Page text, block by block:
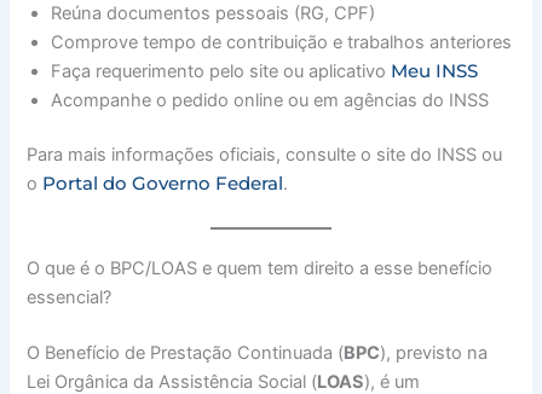
Reúna documentos pessoais (RG, CPF)
Comprove tempo de contribuição e trabalhos anteriores
Faça requerimento pelo site ou aplicativo Meu INSS
Acompanhe o pedido online ou em agências do INSS
Para mais informações oficiais, consulte o site do INSS ou
o Portal do Governo Federal.
O que é o BPC/LOAS e quem tem direito a esse benefício
essencial?
O Benefício de Prestação Continuada (BPC), previsto na
Lei Orgânica da Assistência Social (LOAS), é um